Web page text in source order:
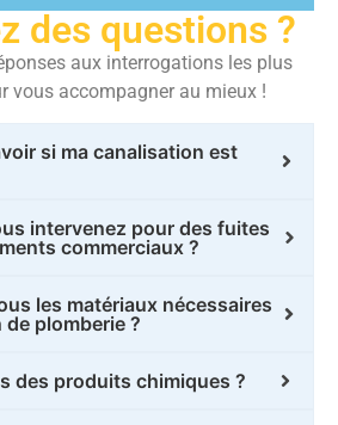
des questions ?
aux interrogations les plus
vous accompagner au mieux !
si ma canalisation est
intervenez pour des fuites
commerciaux ?
les matériaux nécessaires
de plomberie ?
des produits chimiques ?